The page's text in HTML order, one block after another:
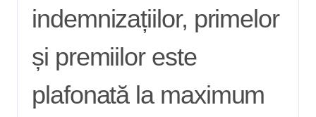
indemnizațiilor, primelor
și premiilor este
plafonată la maximum